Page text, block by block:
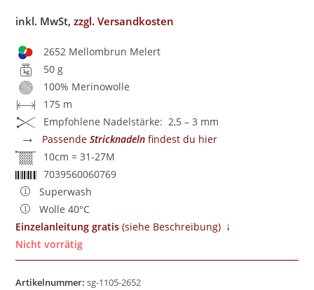
inkl. MwSt,zzgl. Versandkosten
2652 Mellombrun Melert
50 g
100% Merinowolle
175 m
Empfohlene Nadelstärke: 2,5 – 3 mm
→ PassendeStricknadeln findest du hier
10cm = 31-27M
7039560060769
Superwash
Wolle 40°C
Einzelanleitung gratis ​ (siehe Beschreibung) ↓
Nicht vorrätig
Artikelnummer:sg-1105-2652